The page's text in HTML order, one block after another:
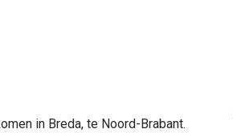
in Breda, te Noord-Brabant.